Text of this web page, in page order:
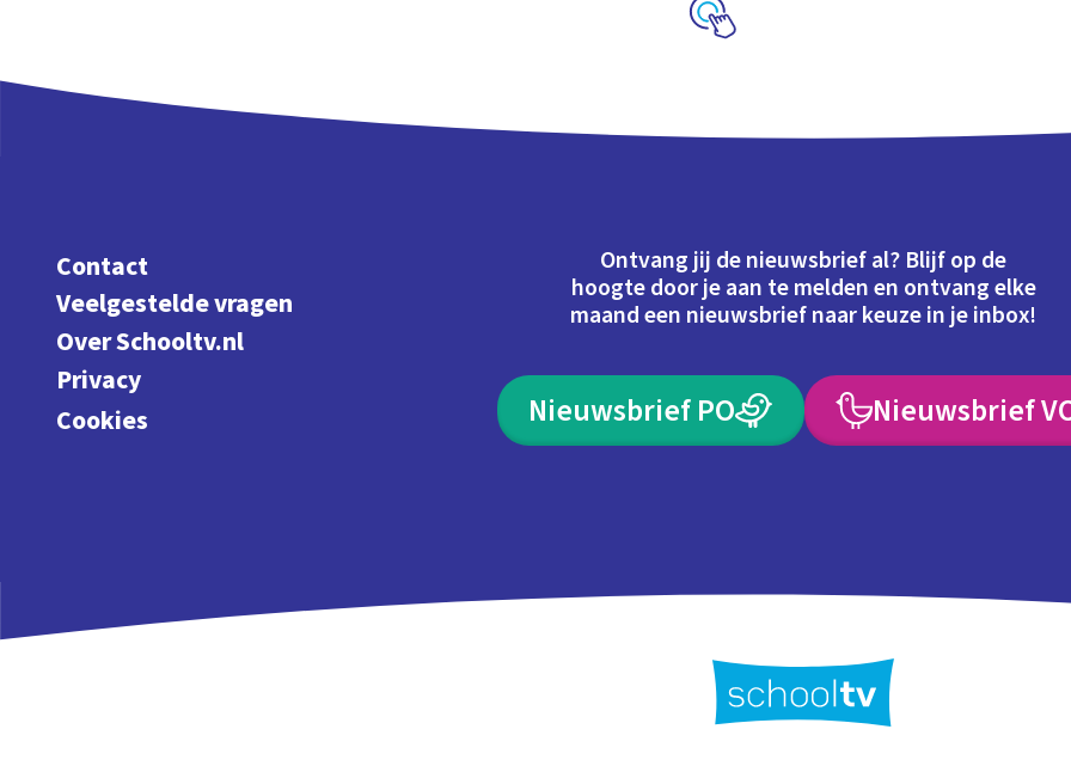
Contact
Veelgestelde vragen
Over Schooltv.nl
Privacy
Cookies
Ontvang jij de nieuwsbrief al? Blijf op de
hoogte door je aan te melden en ontvang elke
maand een nieuwsbrief naar keuze in je inbox!
Nieuwsbrief PO Nieuwsbrief